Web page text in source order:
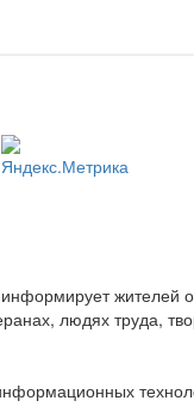
жителей о
людях труда,